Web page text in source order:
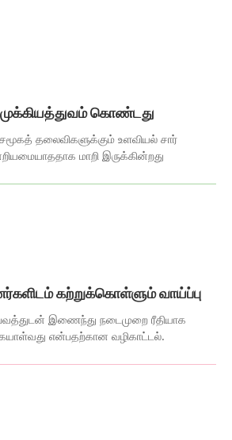
கொண்டது
தலைவிகளுக்கும் உளவியல் சார்
மாறி இருக்கின்றது
கற்றுக்கொள்ளும் வாய்ப்பு
இணைந்து நடைமுறை ரீதியாக
என்பதற்கான வழிகாட்டல்.